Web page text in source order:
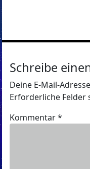
Schreibe
Deine E-Mail-
Erforderliche
Kommentar*